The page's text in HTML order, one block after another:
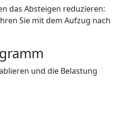
das Absteigen reduzieren:
Sie mit dem Aufzug nach
und die Belastung